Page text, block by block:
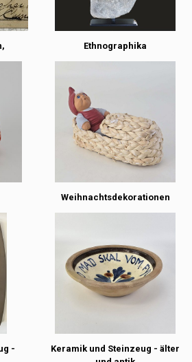
Ethnographika
Weihnachtsdekorationen
-
Keramik und Steinzeug - älter